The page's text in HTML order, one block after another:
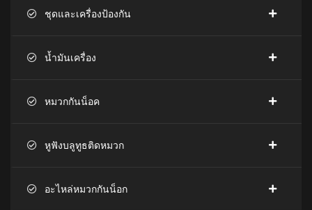
ชุดและเครื่องป้องกัน
น้ำมันเครื่อง
หมวกกันน็อค
หูฟังบลูทูธติดหมวก
อะไหล่หมวกกันน็อก